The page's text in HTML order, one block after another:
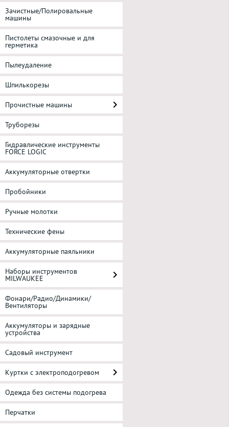
Зачистные/Полировальные
машины
Пистолеты смазочные и для
герметика
Пылеудаление
Шпилькорезы
Прочистные машины
Труборезы
Гидравлические инструменты
FORCE LOGIC
Аккумуляторные отвертки
Пробойники
Ручные молотки
Технические фены
Аккумуляторные паяльники
Наборы инструментов
MILWAUKEE
Фонари/Радио/Динамики/
Вентиляторы
Аккумуляторы и зарядные
устройства
Садовый инструмент
Куртки с электроподогревом
Одежда без системы подогрева
Перчатки